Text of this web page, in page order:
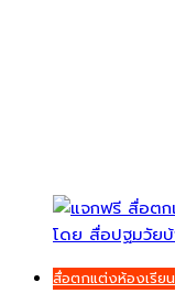
สื่อตกแต่งห้องเรียน